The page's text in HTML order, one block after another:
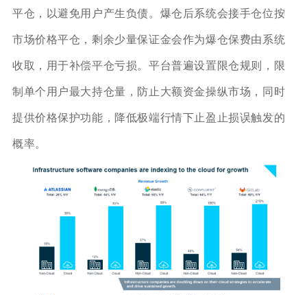
平仓，以避免用户产生负债。爆仓后系统会接手仓位按
市场价格平仓，剩余少量保证金会作为爆仓保费由系统
收取，用于补偿平仓亏损。平台普遍设置限仓规则，限
制单个用户最大持仓量，防止大额资金操纵市场，同时
提供价格保护功能，降低极端行情下止盈止损误触发的
概率。